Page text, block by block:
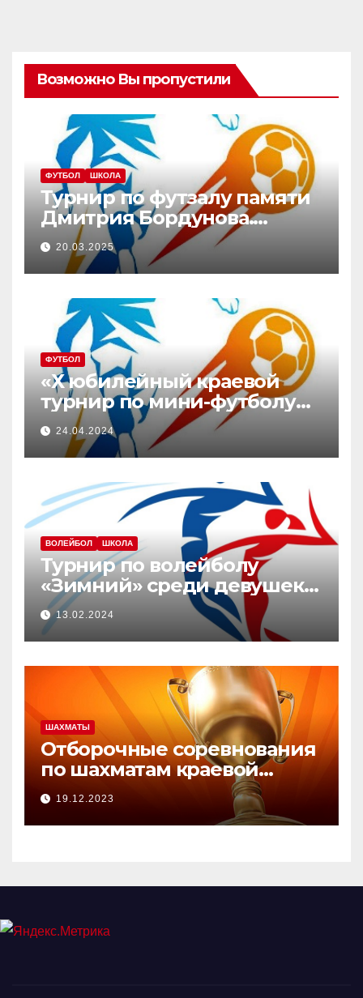
Возможно Вы пропустили
ФУТБОЛ ШКОЛА
Турнир по футзалу памяти
Дмитрия Бордунова.
Юноши — 2012-2013 г.р.
20.03.2025
ФУТБОЛ
«Х юбилейный краевой
турнир по мини-футболу
среди мужских команд,
посвященный памяти Ю.В.
Юдич»
24.04.2024
ВОЛЕЙБОЛ ШКОЛА
Турнир по волейболу
«Зимний» среди девушек
2008-2010 г.р.
13.02.2024
ШАХМАТЫ
Отборочные соревнования
по шахматам краевой
зимней Олимпиады.
19.12.2023